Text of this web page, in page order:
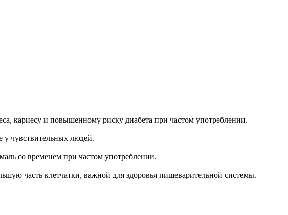
кариесу и повышенному риску диабета при частом употреблении.
у чувствительных людей.
со временем при частом употреблении.
часть клетчатки, важной для здоровья пищеварительной системы.